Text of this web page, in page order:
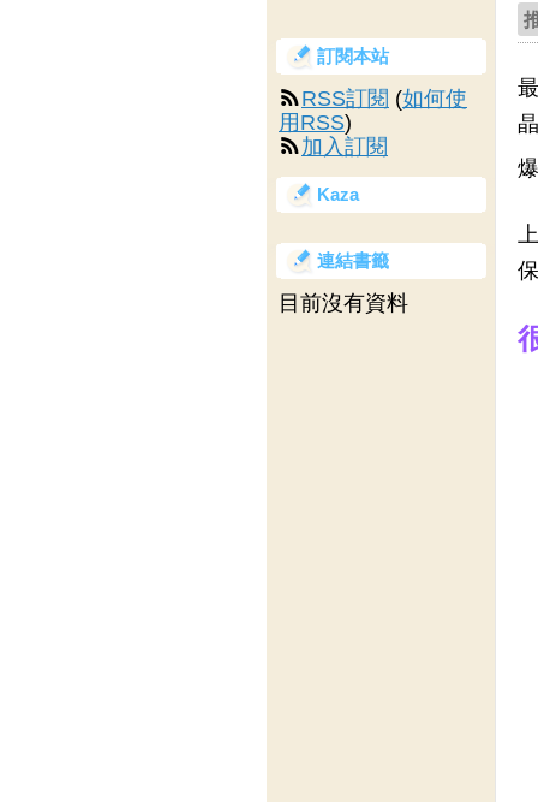
訂閱本站
RSS訂閱 (如何使
用RSS)
加入訂閱
Kaza
連結書籤
目前沒有資料